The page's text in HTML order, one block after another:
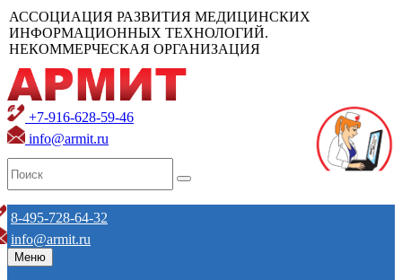
АССОЦИАЦИЯ РАЗВИТИЯ МЕДИЦИНСКИХ
ИНФОРМАЦИОННЫХ ТЕХНОЛОГИЙ.
НЕКОММЕРЧЕСКАЯ ОРГАНИЗАЦИЯ
+7-916-628-59-46
info@armit.ru
8-495-728-64-32
info@armit.ru
Меню